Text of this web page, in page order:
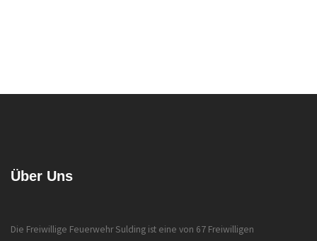
Über Uns
Die Freiwillige Feuerwehr Sulding ist eine von 67 Freiwilligen